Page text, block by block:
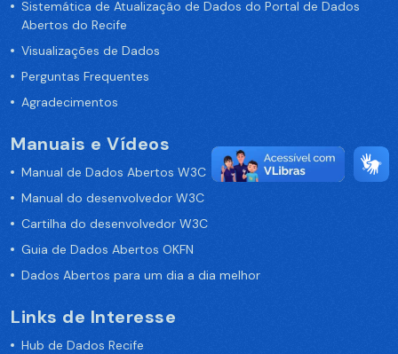
Sistemática de Atualização de Dados do Portal de Dados
Abertos do Recife
Visualizações de Dados
Perguntas Frequentes
Agradecimentos
Manuais e Vídeos
Manual de Dados Abertos W3C
Manual do desenvolvedor W3C
Cartilha do desenvolvedor W3C
Guia de Dados Abertos OKFN
Dados Abertos para um dia a dia melhor
Links de Interesse
Hub de Dados Recife